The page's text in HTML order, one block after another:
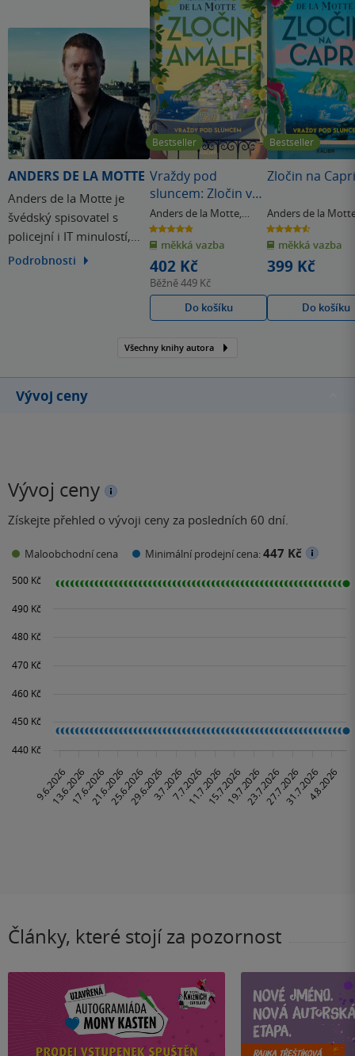
ANDERS DE LA MOTTE
Anders de la Motte je
švédský spisovatel s
policejní i IT minulostí,
které zužitkoval ve svém
moderních technologií a
knihu…
Podrobnosti
Bestseller
Vraždy pod
sluncem: Zločin v
Amalfi
Anders de la Motte,
Anette de la Motte
4.9
z
5
hvězdiček
měkká vazba
402 Kč
Běžně449 Kč
Do košíku
Bestseller
Zločin na Capri
Anders de la
Anette de la Motte
4.6
z
5
hvězdiček
měkká vazba
399 Kč
Do košíku
Všechny knihy autora
Vývoj ceny
Vývoj ceny
Získejte přehled o vývoji ceny za posledních 60 dní.
Maloobchodní cena Minimální prodejní cena:447 Kč
Články, které stojí za pozornost